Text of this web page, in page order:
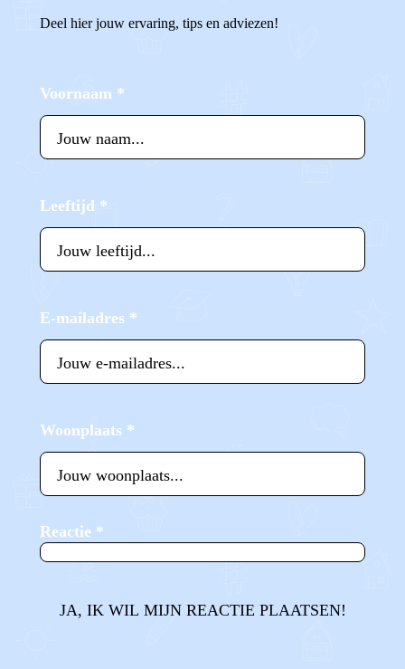
Deel hier jouw ervaring, tips en adviezen!
Voornaam *
Leeftijd *
E-mailadres *
Woonplaats *
Reactie *
JA, IK WIL MIJN REACTIE PLAATSEN!